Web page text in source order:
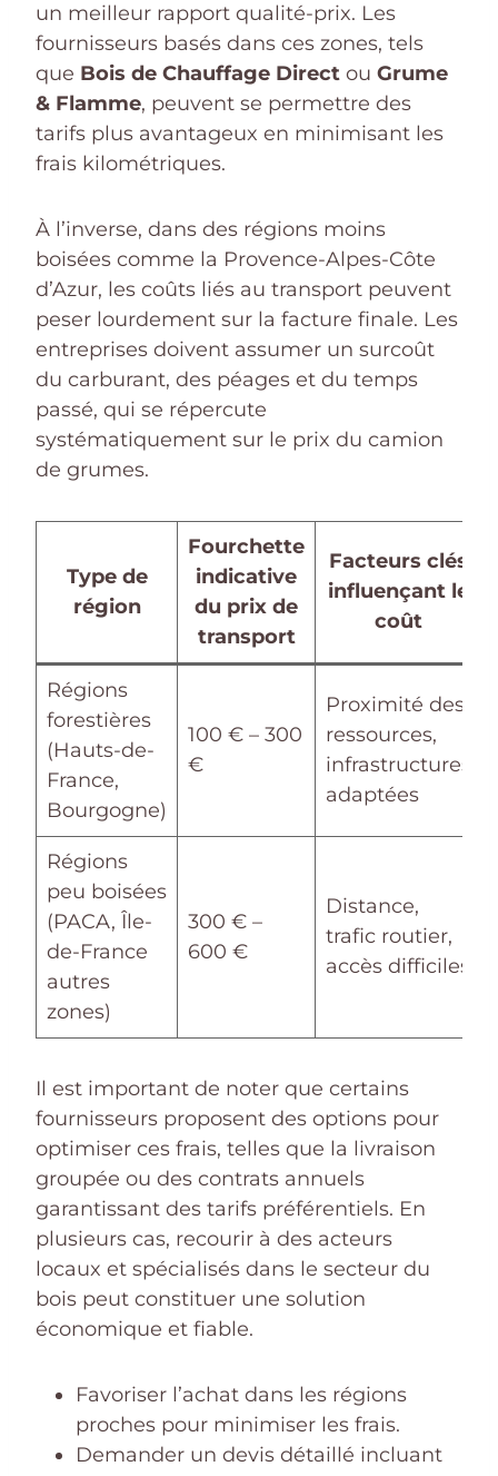
un meilleur rapport qualité-prix. Les
fournisseurs basés dans ces zones, tels
que Bois de Chauffage Direct ou Grume
& Flamme, peuvent se permettre des
tarifs plus avantageux en minimisant les
frais kilométriques.
À l’inverse, dans des régions moins
boisées comme la Provence-Alpes-Côte
d’Azur, les coûts liés au transport peuvent
peser lourdement sur la facture finale. Les
entreprises doivent assumer un surcoût
du carburant, des péages et du temps
passé, qui se répercute
systématiquement sur le prix du camion
de grumes.
Type de
région
Fourchette
indicative
du prix de
transport
Facteurs clés
influençant le
coût
Régions
forestières
(Hauts-de-
France,
Bourgogne)
100 € – 300
€
Proximité des
ressources,
infrastructures
adaptées
Régions
peu boisées
(PACA, Île-
de-France
autres
zones)
300 € –
600 €
Distance,
trafic routier,
accès difficiles
Il est important de noter que certains
fournisseurs proposent des options pour
optimiser ces frais, telles que la livraison
groupée ou des contrats annuels
garantissant des tarifs préférentiels. En
plusieurs cas, recourir à des acteurs
locaux et spécialisés dans le secteur du
bois peut constituer une solution
économique et fiable.
Favoriser l’achat dans les régions
proches pour minimiser les frais.
Demander un devis détaillé incluant